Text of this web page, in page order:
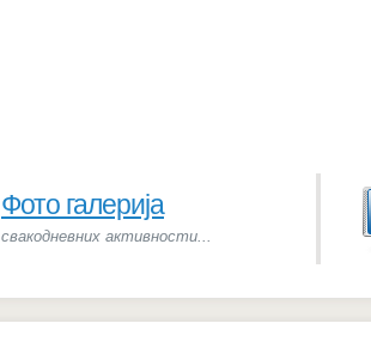
Фото галерија
свакодневних активности...